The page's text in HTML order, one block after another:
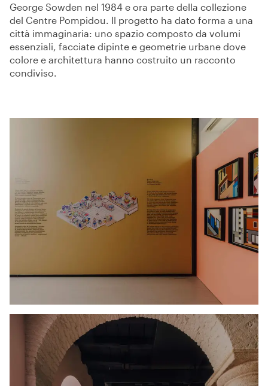
George Sowden nel 1984 e ora parte della collezione
del Centre Pompidou . Il progetto ha dato forma a una
città immaginaria: uno spazio composto da volumi
essenziali, facciate dipinte e geometrie urbane dove
colore e architettura hanno costruito un racconto
condiviso.